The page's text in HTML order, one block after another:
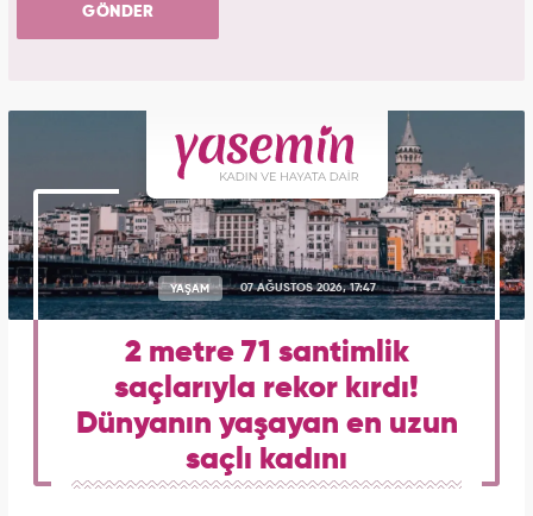
GÖNDER
YAŞAM 07 AĞUSTOS 2026, 17:47
2 metre 71 santimlik
saçlarıyla rekor kırdı!
Dünyanın yaşayan en uzun
saçlı kadını